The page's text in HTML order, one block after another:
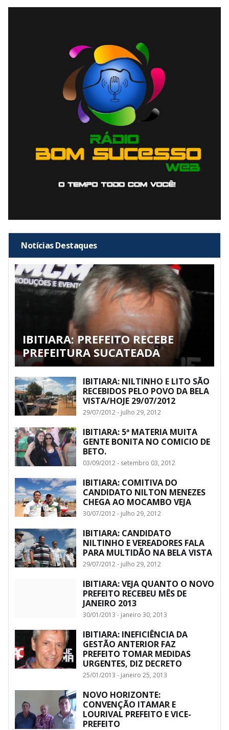
Notícias Destaques
IBITIARA: PREFEITO RECEBE
PREFEITURA SUCATEADA
IBITIARA: NILTINHO E LITO SÃO
RECEBIDOS PELO POVO DA BELA
VISTA/HOJE 29/07/2012
29/07/2012 - julho 29, 2012
IBITIARA: 5ª MATERIA MUITA
GENTE BONITA NO COMICIO DE
BETO.
03/09/2012 - setembro 03, 2012
IBITIARA: COMITIVA DO
CANDIDATO NILTON MENEZES
CHEGA AO MOCAMBO VEJA
30/07/2012 - julho 29, 2012
IBITIARA: CANDIDATO
NILTINHO E VEREADORES FALA
PARA MULTIDÃO NA BELA VISTA
29/07/2012 - julho 29, 2012
IBITIARA: VEJA QUANTO O NOVO
PREFEITO RECEBEU MÊS DE
JANEIRO 2013
30/01/2013 - janeiro 30, 2013
IBITIARA: INEFICIÊNCIA DA
GESTÃO ANTERIOR FAZ
PREFEITO TOMAR MEDIDAS
URGENTES, DIZ DECRETO
25/01/2013 - janeiro 25, 2013
NOVO HORIZONTE:
CONVENÇÃO ITAMAR E
LOURIVAL PREFEITO E VICE-
PREFEITO